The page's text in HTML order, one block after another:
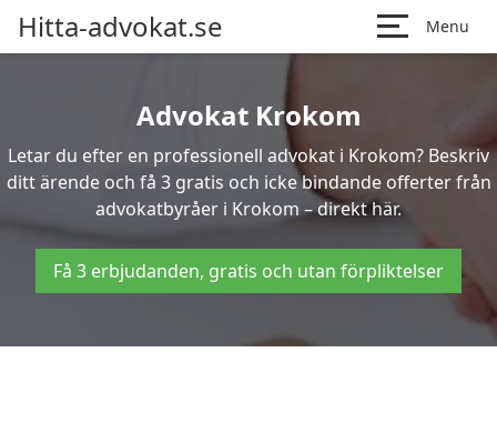
Hitta-advokat.se Menu
Advokat Krokom
Letar du efter en professionell advokat i Krokom? Beskriv
ditt ärende och få 3 gratis och icke bindande offerter från
advokatbyråer i Krokom – direkt här.
Få 3 erbjudanden, gratis och utan förpliktelser